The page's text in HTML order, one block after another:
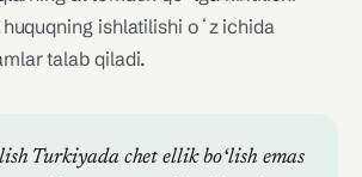
ishlatilishi oʻz ichida
talab qiladi.
Turkiyada chet ellik boʻlish emas